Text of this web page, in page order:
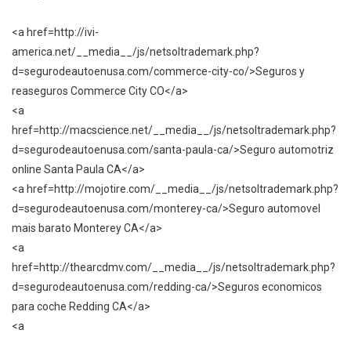
<a href=http://ivi-
america.net/__media__/js/netsoltrademark.php?
d=segurodeautoenusa.com/commerce-city-co/>Seguros y
reaseguros Commerce City CO</a>
<a
href=http://macscience.net/__media__/js/netsoltrademark.php?
d=segurodeautoenusa.com/santa-paula-ca/>Seguro automotriz
online Santa Paula CA</a>
<a href=http://mojotire.com/__media__/js/netsoltrademark.php?
d=segurodeautoenusa.com/monterey-ca/>Seguro automovel
mais barato Monterey CA</a>
<a
href=http://thearcdmv.com/__media__/js/netsoltrademark.php?
d=segurodeautoenusa.com/redding-ca/>Seguros economicos
para coche Redding CA</a>
<a